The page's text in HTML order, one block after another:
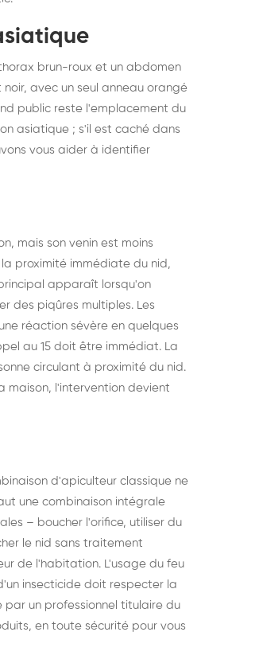
brun-roux et un abdomen
avec un seul anneau orangé
public reste l'emplacement du
asiatique ; s'il est caché dans
vous aider à identifier
mais son venin est moins
proximité immédiate du nid,
apparaît lorsqu'on
des piqûres multiples. Les
réaction sévère en quelques
au 15 doit être immédiat. La
circulant à proximité du nid.
maison, l'intervention devient
d'apiculteur classique ne
une combinaison intégrale
– boucher l'orifice, utiliser du
le nid sans traitement
de l'habitation. L'usage du feu
insecticide doit respecter la
par un professionnel titulaire du
en toute sécurité pour vous